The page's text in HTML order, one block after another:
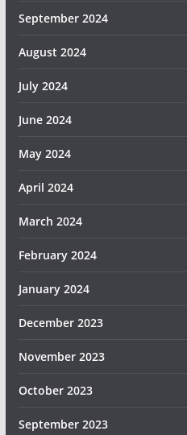
September 2024
August 2024
July 2024
June 2024
May 2024
April 2024
March 2024
February 2024
January 2024
December 2023
November 2023
October 2023
September 2023